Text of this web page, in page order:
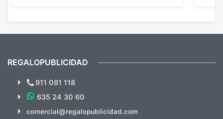
¿Quieres ver nuestras últimas
Novedades y Ofertas?
REGALOPUBLICIDAD
911 081 118
635 24 30 60
comercial@regalopublicidad.com